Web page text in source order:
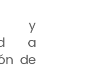
y
a
de